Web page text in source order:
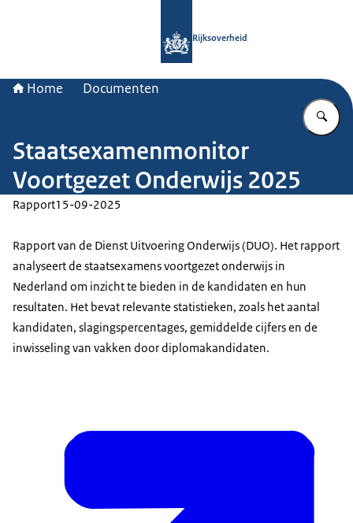
Rijksoverheid
Home Documenten
Staatsexamenmonitor
Voortgezet Onderwijs 2025
Rapport15-09-2025
Rapport van de Dienst Uitvoering Onderwijs (DUO). Het rapport
analyseert de staatsexamens voortgezet onderwijs in
Nederland om inzicht te bieden in de kandidaten en hun
resultaten. Het bevat relevante statistieken, zoals het aantal
kandidaten, slagingspercentages, gemiddelde cijfers en de
inwisseling van vakken door diplomakandidaten.